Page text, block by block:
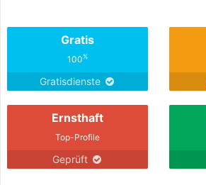
Gratis
100%
Gratisdienste
Ernsthaft
Top-Profile
Geprüft